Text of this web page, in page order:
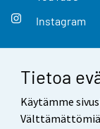
Tietoa
Käytämme
Instagram
Yhteystiedot
Palaute